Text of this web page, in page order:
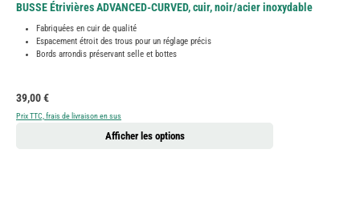
BUSSE Étrivières ADVANCED-CURVED, cuir, noir/acier inoxydable
Fabriquées en cuir de qualité
Espacement étroit des trous pour un réglage précis
Bords arrondis préservant selle et bottes
Prix régulier :
39,00 €
Prix TTC, frais de livraison en sus
Afficher les options